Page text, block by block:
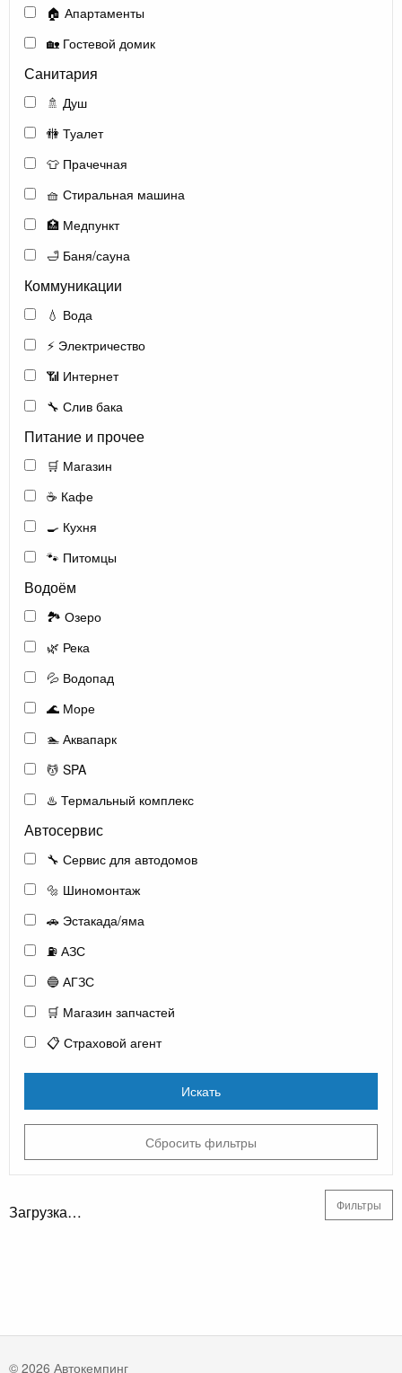
🏠 Апартаменты
🏡 Гостевой домик
Санитария
🚿 Душ
🚻 Туалет
👕 Прачечная
🧺 Стиральная машина
🏥 Медпункт
🛁 Баня/сауна
Коммуникации
💧 Вода
⚡ Электричество
📶 Интернет
🔧 Слив бака
Питание и прочее
🛒 Магазин
☕ Кафе
🍳 Кухня
🐾 Питомцы
Водоём
🏞️ Озеро
🌿 Река
💦 Водопад
🌊 Море
🏊 Аквапарк
💆 SPA
♨️ Термальный комплекс
Автосервис
🔧 Сервис для автодомов
🔩 Шиномонтаж
🚗 Эстакада/яма
⛽ АЗС
🔵 АГЗС
🛒 Магазин запчастей
📋 Страховой агент
Искать
Сбросить фильтры
Загрузка… Фильтры
© 2026 Автокемпинг